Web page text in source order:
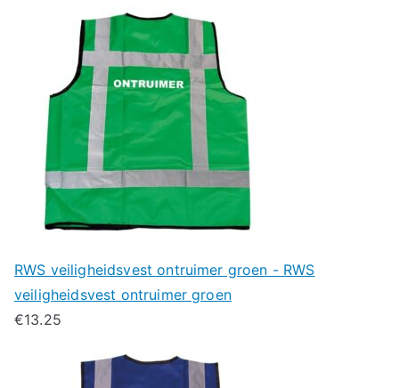
RWS veiligheidsvest ontruimer groen - RWS
veiligheidsvest ontruimer groen
€13.25